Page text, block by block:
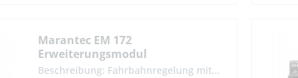
Marantec EM 172
Erweiterungsmodul
Fahrbahnregelung Modul mit /
Beschreibung: Fahrbahnregelung mit...